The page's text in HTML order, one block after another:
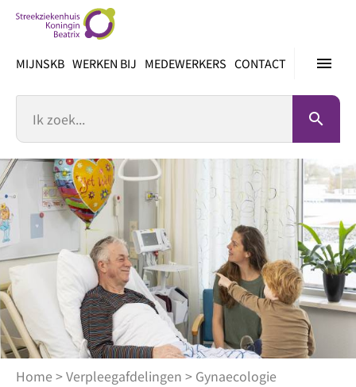
inhoud
menu
MIJNSKB WERKEN BIJ MEDEWERKERS CONTACT
search
Home >Verpleegafdelingen > Gynaecologie